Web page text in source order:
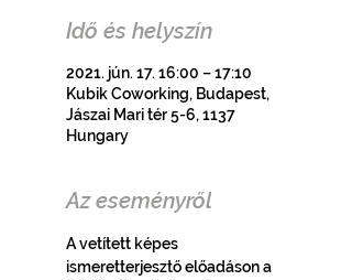
Idő és helyszín
2021. jún. 17. 16:00 – 17:10
Kubik Coworking, Budapest,
Jászai Mari tér 5-6, 1137
Hungary
Az eseményről
A vetített képes
ismeretterjesztő előadáson a